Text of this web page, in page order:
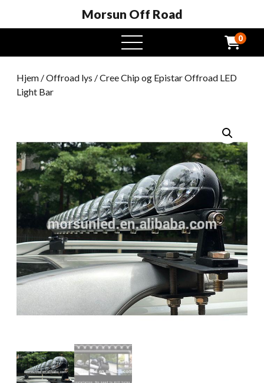
Morsun Off Road
Åben
menu
0
Hjem /Offroad lys / Cree Chip og Epistar Offroad LED
Light Bar